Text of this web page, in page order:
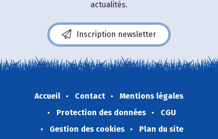
actualités.
Inscription newsletter
Accueil Contact
Mentions légales
Protection des données
CGU
Gestion des cookies
Plan du site